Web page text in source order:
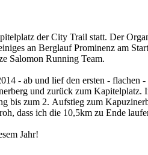
der City Trail statt. Der
an Berglauf Prominenz am
Salomon Running Team.
- ab und lief den ersten -
und zurück zum
bis zum 2. Aufstieg zum
dass ich die 10,5km zu Ende
Jahr!